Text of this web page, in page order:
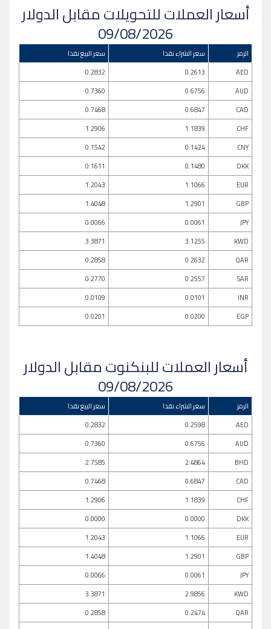
أسعار العملات للتحويلات مقابل الدولار
09/08/2026
سعر البيع نقدا سعر الشراء نقدا
الرمز
0.2832
0.2613
AED
0.7360
0.6756
AUD
0.7468
0.6847
CAD
1.2906
1.1839
CHF
0.1542
0.1424
CNY
0.1611
0.1480
DKK
1.2043
1.1066
EUR
1.4048
1.2901
GBP
0.0066
0.0061
JPY
3.3871
3.1255
KWD
0.2858
0.2632
QAR
0.2770
0.2557
SAR
0.0109
0.0101
INR
0.0201
0.0200 EGP
أسعار العملات للبنكنوت مقابل الدولار
09/08/2026
سعر البيع نقدا سعر الشراء نقدا
الرمز
0.2832
0.2598
AED
0.7360
0.6756
AUD
2.7585
2.4864
BHD
0.7468
0.6847
CAD
1.2906
1.1839
CHF
0.0000
0.0000
DKK
1.2043
1.1066
EUR
1.4048
1.2901
GBP
0.0066
0.0061
JPY
3.3871
2.9856
KWD
0.2858
0.2474
QAR